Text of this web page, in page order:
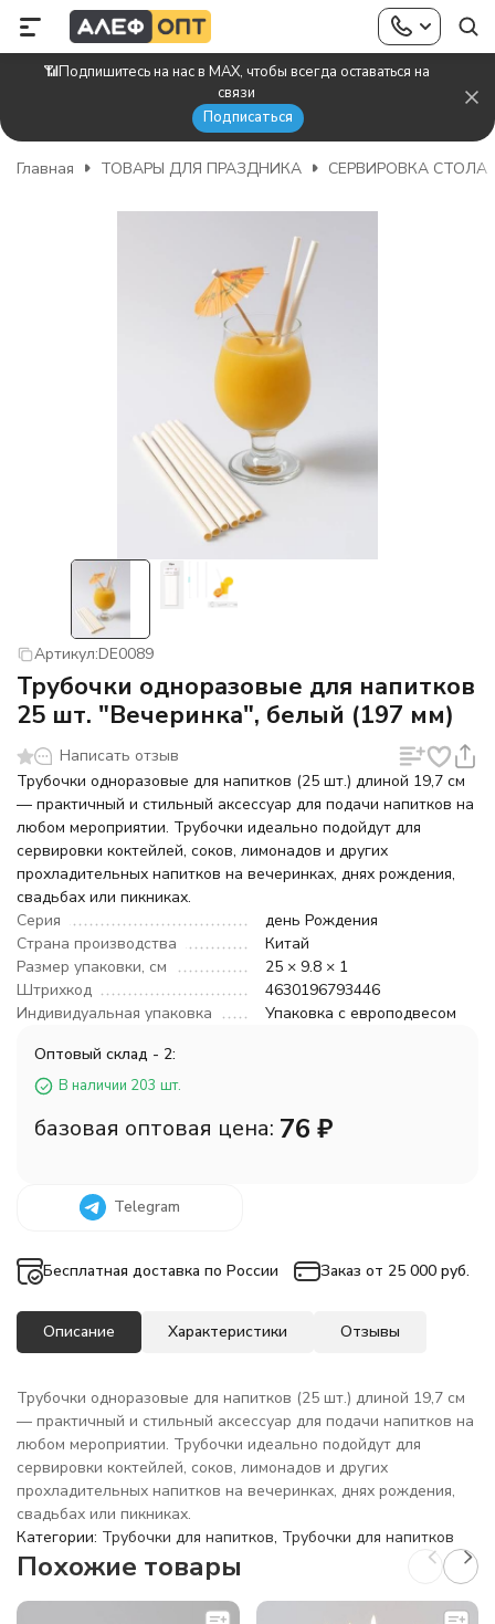
📶Подпишитесь на нас в MAX, чтобы всегда оставаться на
связи
Подписаться
Главная ТОВАРЫ ДЛЯ ПРАЗДНИКА СЕРВИРОВКА СТОЛА
Артикул:DE0089
Трубочки одноразовые для напитков
25 шт. "Вечеринка", белый (197 мм)
Написать отзыв
Трубочки одноразовые для напитков (25 шт.) длиной 19,7 см
— практичный и стильный аксессуар для подачи напитков на
любом мероприятии. Трубочки идеально подойдут для
сервировки коктейлей, соков, лимонадов и других
прохладительных напитков на вечеринках, днях рождения,
свадьбах или пикниках.
Серия
день Рождения
Страна производства
Китай
Размер упаковки, см
25 × 9.8 × 1
Штрихкод
4630196793446
Индивидуальная упаковка
Упаковка с европодвесом
Оптовый склад - 2:
В наличии 203 шт.
базовая оптовая цена: 76 ₽
Telegram
Бесплатная доставка по России Заказ от 25 000 руб.
Описание Характеристики Отзывы
Трубочки одноразовые для напитков (25 шт.) длиной 19,7 см
— практичный и стильный аксессуар для подачи напитков на
любом мероприятии. Трубочки идеально подойдут для
сервировки коктейлей, соков, лимонадов и других
прохладительных напитков на вечеринках, днях рождения,
свадьбах или пикниках.
Категории: Трубочки для напитков, Трубочки для напитков
Похожие товары